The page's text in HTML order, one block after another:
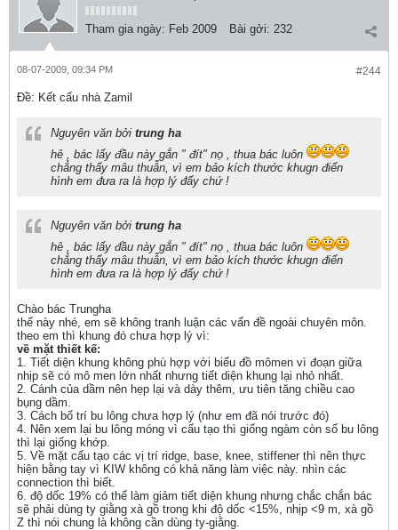
Tham gia ngày: Feb 2009 Bài gởi: 232
#244
08-07-2009, 09:34 PM
Ðề: Kết cấu nhà Zamil
Nguyên văn bởi trung ha
hê , bác lấy đầu này gắn " đít" nọ , thua bác luôn
chẳng thấy mâu thuẫn, vì em bảo kích thước khugn điển
hình em đưa ra là hợp lý đấy chứ !
Nguyên văn bởi trung ha
hê , bác lấy đầu này gắn " đít" nọ , thua bác luôn
chẳng thấy mâu thuẫn, vì em bảo kích thước khugn điển
hình em đưa ra là hợp lý đấy chứ !
Chào bác Trungha
thế này nhé, em sẽ không tranh luận các vấn đề ngoài chuyên môn.
theo em thì khung đó chưa hợp lý vì:
về mặt thiết kế:
1. Tiết diện khung không phù hợp với biểu đồ mômen vì đoạn giữa
nhịp sẽ có mô men lớn nhất nhưng tiết diện khung lại nhỏ nhất.
2. Cánh của dầm nên hẹp lại và dày thêm, ưu tiên tăng chiều cao
bụng dầm.
3. Cách bố trí bu lông chưa hợp lý (như em đã nói trước đó)
4. Nên xem lại bu lông móng vì cấu tạo thì giống ngàm còn số bu lông
thì lại giống khớp.
5. Về mặt cấu tạo các vị trí ridge, base, knee, stiffener thì nên thực
hiện bằng tay vì KIW không có khả năng làm việc này. nhìn các
connection thì biết.
6. độ dốc 19% có thể làm giảm tiết diện khung nhưng chắc chắn bác
sẽ phải dùng ty giằng xà gồ trong khi độ dốc <15%, nhịp <9 m, xà gồ
Z thì nói chung là không cần dùng ty-giằng.